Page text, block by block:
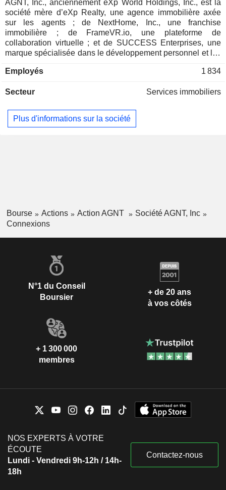
AGNT, Inc., anciennement eXp World Holdings, Inc., est la
société mère d’eXp Realty, une agence immobilière axée
sur les agents ; de NextHome, Inc., une franchise
immobilière ; de FrameVR.io, une plateforme de
collaboration virtuelle ; et de SUCCESS Enterprises, une
marque spécialisée dans le développement personnel et les
plateforme AGNT offre un système d'exploitation
indépendants, aux franchisés et aux chefs d'équipe en
en Afrique du Sud.
Employés 1 834
Secteur Services immobiliers
Plus d'informations sur la société
Bourse Actions Action AGNT
Société AGNT, Inc
Connexions
N°1 du Conseil
Boursier
+ de 20 ans
à vos côtés
+ 1 300 000
membres
NOS EXPERTS À VOTRE
ÉCOUTE
Lundi - Vendredi 9h-12h / 14h-
18h
Contactez-nous